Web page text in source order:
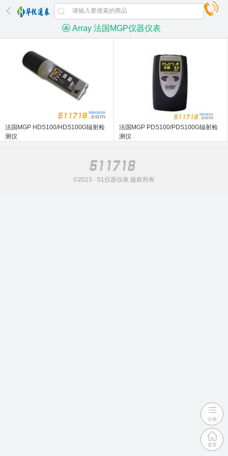
Array 法国MGP仪器仪表
法国MGP HDS100/HDS100G辐射检
测仪
法国MGP PDS100/PDS100G辐射检
测仪
©2023 · 51仪器仪表 版权所有
分类
首页